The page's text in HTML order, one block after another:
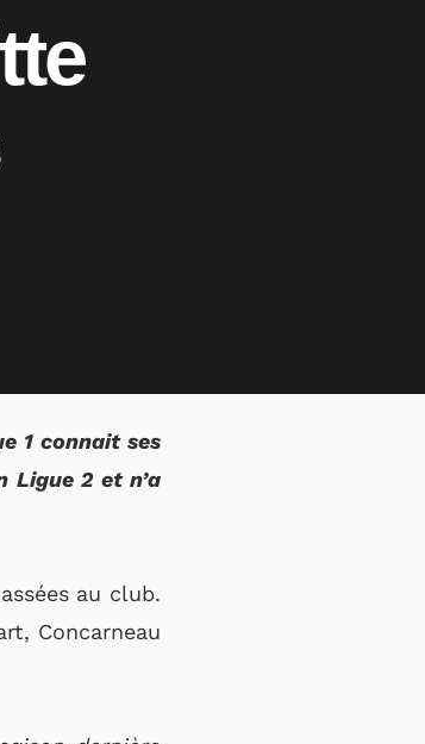
1 connait ses
Ligue 2 et n’a
au club.
Concarneau